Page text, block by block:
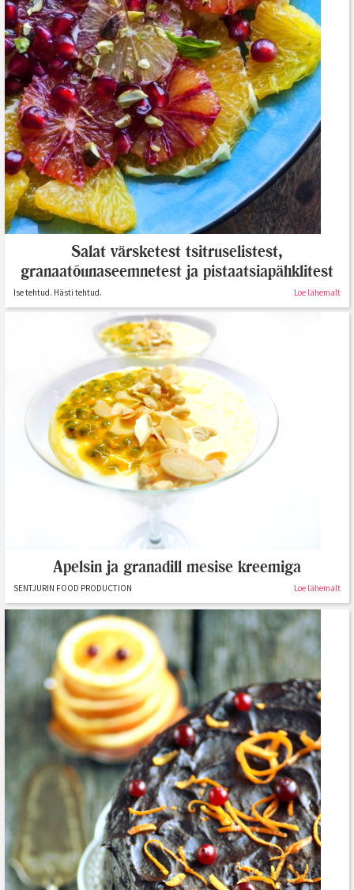
Salat värsketest tsitruselistest,
granaatõunaseemnetest ja pistaatsiapähklitest
Ise tehtud. Hästi tehtud. Loe lähemalt
Apelsin ja granadill mesise kreemiga
SENTJURIN FOOD PRODUCTION Loe lähemalt